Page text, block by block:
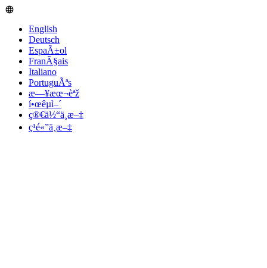
English
Deutsch
EspaÃ±ol
FranÃ§ais
Italiano
PortuguÃªs
æ—¥æœ¬èªž
í•œêµ­ì–´
ç®€ä½“ä¸­æ–‡
ç¹é«”ä¸­æ–‡